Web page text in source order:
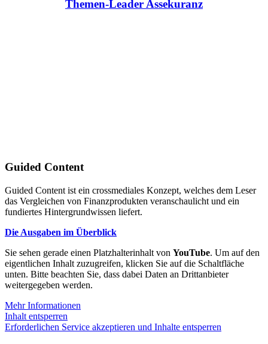
Themen-Leader Assekuranz
Guided Content
Guided Content ist ein crossmediales Konzept, welches dem Leser
das Vergleichen von Finanzprodukten veranschaulicht und ein
fundiertes Hintergrundwissen liefert.
Die Ausgaben im Überblick
Sie sehen gerade einen Platzhalterinhalt von YouTube. Um auf den
eigentlichen Inhalt zuzugreifen, klicken Sie auf die Schaltfläche
unten. Bitte beachten Sie, dass dabei Daten an Drittanbieter
weitergegeben werden.
Mehr Informationen
Inhalt entsperren
Erforderlichen Service akzeptieren und Inhalte entsperren